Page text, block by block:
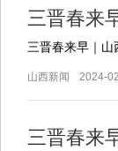
三晋春来
三晋春来早｜
山西新闻 2024-
三晋春来